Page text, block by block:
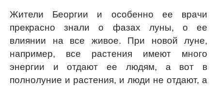
Жители Беоргии и особенно ее врачи
прекрасно знали о фазах луны, о ее
влиянии на все живое. При новой луне,
например, все растения имеют много
энергии и отдают ее людям, а вот в
полнолуние и растения, и люди не отдают, а